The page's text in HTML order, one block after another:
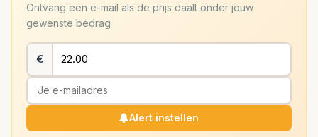
Ontvang een e-mail als de prijs daalt onder jouw
gewenste bedrag
€
Alert instellen